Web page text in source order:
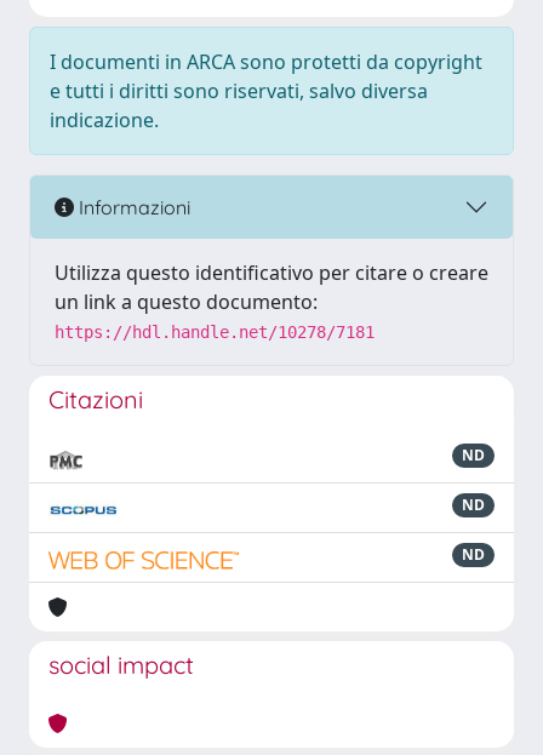
I documenti in ARCA sono protetti da copyright
e tutti i diritti sono riservati, salvo diversa
indicazione.
Informazioni
Utilizza questo identificativo per citare o creare
un link a questo documento:
https://hdl.handle.net/10278/7181
Citazioni
ND
ND
ND
social impact